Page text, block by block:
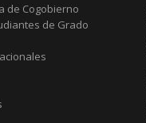
de Cogobierno
de Grado